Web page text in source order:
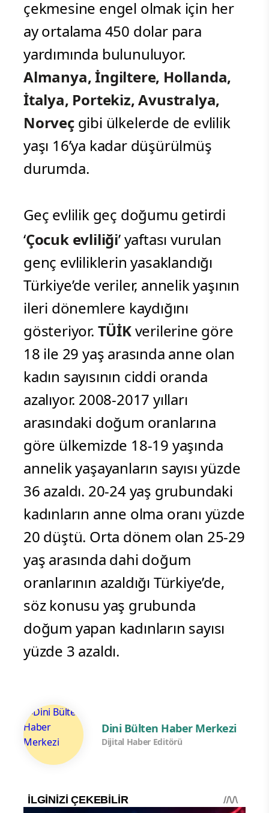
çekmesine engel olmak için her
ay ortalama 450 dolar para
yardımında bulunuluyor.
Almanya, İngiltere, Hollanda,
İtalya, Portekiz, Avustralya,
Norveçgibi ülkelerde de evlilik
yaşı 16’ya kadar düşürülmüş
durumda.
Geç evlilik geç doğumu getirdi
‘Çocuk evliliği’ yaftası vurulan
genç evliliklerin yasaklandığı
Türkiye’de veriler, annelik yaşının
ileri dönemlere kaydığını
gösteriyor. TÜİKverilerine göre
18 ile 29 yaş arasında anne olan
kadın sayısının ciddi oranda
azalıyor. 2008-2017 yılları
arasındaki doğum oranlarına
göre ülkemizde 18-19 yaşında
annelik yaşayanların sayısı yüzde
36 azaldı. 20-24 yaş grubundaki
kadınların anne olma oranı yüzde
20 düştü. Orta dönem olan 25-29
yaş arasında dahi doğum
oranlarının azaldığı Türkiye’de,
söz konusu yaş grubunda
doğum yapan kadınların sayısı
yüzde 3 azaldı.
Dini Bülten Haber Merkezi
Dijital Haber Editörü